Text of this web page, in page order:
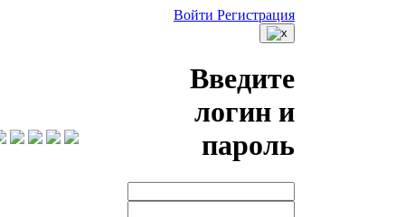
Войти Регистрация
Введите
логин и
пароль